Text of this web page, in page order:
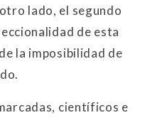
lado, el segundo
de esta
la imposibilidad de
científicos e